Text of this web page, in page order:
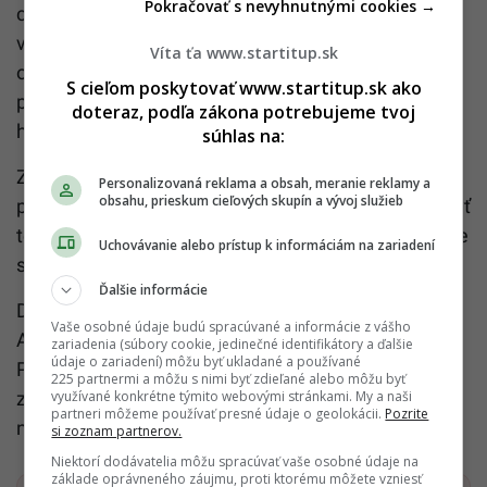
cestách. Queensland Governmentupozorňuje
vodičov najmä na úseky mimo miest, kde sa zver
objavuje častejšie za súmraku a na úsvite. Podobné
pravidlo platí aj pri cestách cez lesy, vidiek alebo
horské oblasti v Európe.
Zníž rýchlosť, sleduj krajnicu a nenechaj sa ukolísať
prázdnou cestou. Najnebezpečnejší úsek nemusí byť
ten, kde je najviac áut, ale ten, kde má vodič pocit, že
sa nemôže nič stať.
Dlhá cesta autom vie byť najkrajšia časť dovolenky.
Aby sa ňou naozaj stala, nestačí len dobrá nálada.
Potrebuješ pripravené auto, oddýchnutého vodiča,
základnú výbavu a plán, ktorý ráta aj s tým, že cesta
niekedy nejde presne podľa mapy.
Víta ťa www.startitup.sk
S cieľom poskytovať www.startitup.sk ako
doteraz, podľa zákona potrebujeme tvoj
súhlas na:
Personalizovaná reklama a obsah, meranie reklamy a
obsahu, prieskum cieľových skupín a vývoj služieb
Uchovávanie alebo prístup k informáciám na zariadení
Ďalšie informácie
Vaše osobné údaje budú spracúvané a informácie z vášho
zariadenia (súbory cookie, jedinečné identifikátory a ďalšie
údaje o zariadení) môžu byť ukladané a používané
225 partnermi a môžu s nimi byť zdieľané alebo môžu byť
využívané konkrétne týmito webovými stránkami. My a naši
partneri môžeme používať presné údaje o geolokácii. Pozrite
si zoznam partnerov.
Niektorí dodávatelia môžu spracúvať vaše osobné údaje na
základe oprávneného záujmu, proti ktorému môžete vzniesť
Pokračovať s nevyhnutnými cookies →